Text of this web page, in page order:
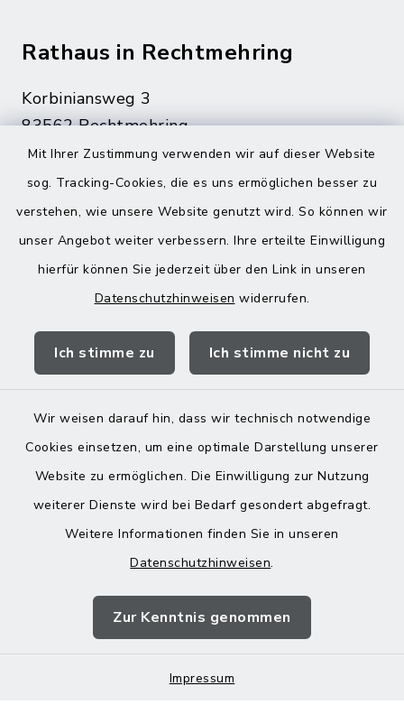
Mit Ihrer Zustimmung verwenden wir auf dieser Website
sog. Tracking-Cookies, die es uns ermöglichen besser zu
verstehen, wie unsere Website genutzt wird. So können wir
unser Angebot weiter verbessern. Ihre erteilte Einwilligung
hierfür können Sie jederzeit über den Link in unseren
Datenschutzhinweisen widerrufen.
Ich stimme zu Ich stimme nicht zu
Wir weisen darauf hin, dass wir technisch notwendige
Cookies einsetzen, um eine optimale Darstellung unserer
Website zu ermöglichen. Die Einwilligung zur Nutzung
weiterer Dienste wird bei Bedarf gesondert abgefragt.
Weitere Informationen finden Sie in unseren
Datenschutzhinweisen.
Zur Kenntnis genommen
Impressum
Rathaus in Rechtmehring
Korbiniansweg 3
83562 Rechtmehring
08076 499
08076 8595
poststelle@vg-maitenbeth.de
Landratsamt Mühldorf
Barrierefreiheit
Impressum
Sitemap